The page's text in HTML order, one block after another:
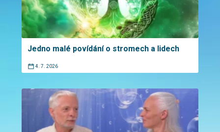
Jedno malé povídání o stromech a lidech
4. 7. 2026